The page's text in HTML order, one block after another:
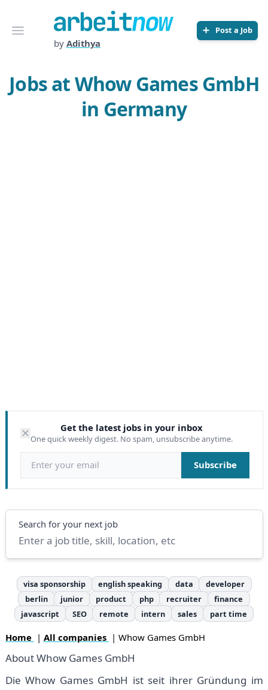
Open menu
Arbeitnow
by Adithya
Post a Job
Jobs at Whow Games GmbH
in Germany
Get the latest jobs in your inbox
One quick weekly digest. No spam, unsubscribe anytime.
Email address Subscribe
Search
Search for your next job
visa sponsorship english speaking data
developer
berlin
junior product php recruiter
finance
javascript
SEO remote intern sales part time
Home | All companies | Whow Games GmbH
About Whow Games GmbH
Die Whow Games GmbH ist seit ih­rer Grün­dung im